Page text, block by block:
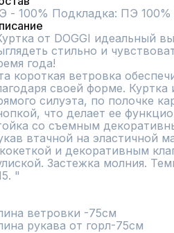
- 100% Подкладка: ПЭ 100%
от DOGGI идеальный
стильно и
года!
короткая ветровка
своей форме.
силуэта, по полочке
что делает ее
со съемным
втачной на эластичной
и декоративным
Застежка молния.
"
ветровки -75см
рукава от горл-75см